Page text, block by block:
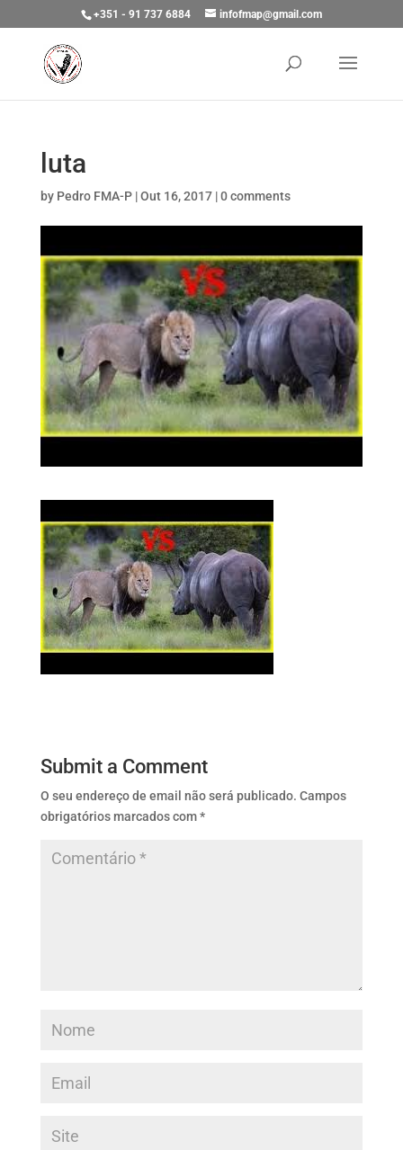
+351 - 91 737 6884 infofmap@gmail.com
luta
by Pedro FMA-P|Out 16, 2017|0 comments
Submit a Comment
O seu endereço de email não será publicado. Campos
obrigatórios marcados com*